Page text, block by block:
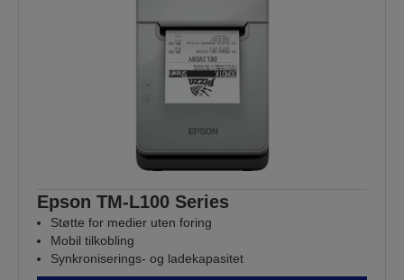
Epson TM-L100 Series
Støtte for medier uten foring
Mobil tilkobling
Synkroniserings- og ladekapasitet